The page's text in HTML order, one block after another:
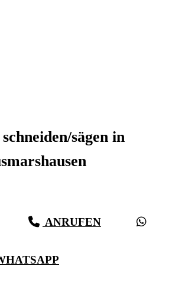
sägen in
ANRUFEN